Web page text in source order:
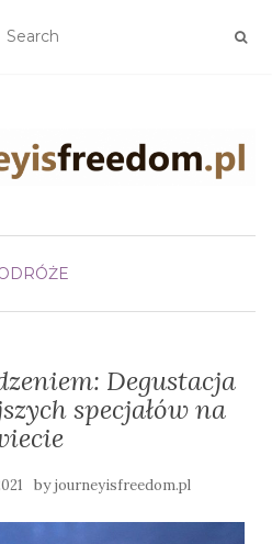
Degustacja
specjałów na
byjourneyisfreedom.pl